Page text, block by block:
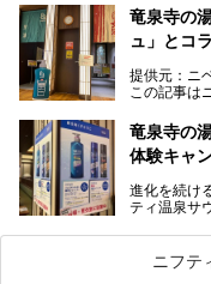
ど、ユニー
オープン前
紹介しちゃ
読者モデル
スパ大好き
提供元：ニ
この記事は
竜泉寺の
ュ」とコ
提供元：ニ
この記事は
ーーー
注目のボデ
全国総合2
加谷塚店」
気になるそ
竜泉寺の
体験キャ
進化を続け
ティ温泉サ
ベントを開
早速訪問し
ニフテ